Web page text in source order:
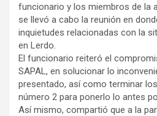
funcionario y los miembros de la
se llevó a cabo la reunión en
inquietudes relacionadas con la
en Lerdo.
El funcionario reiteró el
SAPAL, en solucionar lo
presentado, así como terminar
número 2 para ponerlo lo antes
Así mismo, compartió que a la